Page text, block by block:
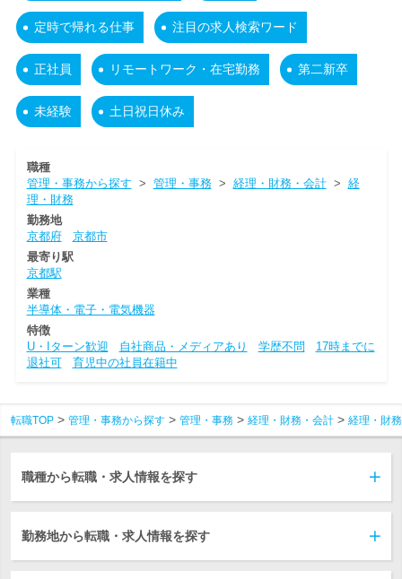
定時で帰れる仕事 注目の求人検索ワード
正社員 リモートワーク・在宅勤務 第二新卒
未経験 土日祝日休み
職種
管理・事務から探す > 管理・事務> 経理・財務・会計> 経
理・財務
勤務地
京都府
京都市
最寄り駅
京都駅
業種
半導体・電子・電気機器
特徴
U・Iターン歓迎
自社商品・メディアあり 学歴不問
17時までに
退社可
育児中の社員在籍中
転職TOP 管理・事務から探す 管理・事務 経理・財務・会計 経理・財務
職種から転職・求人情報を探す
勤務地から転職・求人情報を探す